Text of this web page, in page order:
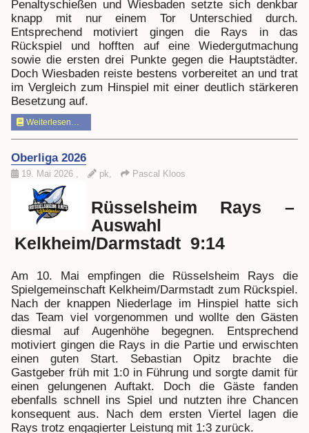
Penaltyschießen und Wiesbaden setzte sich denkbar
knapp mit nur einem Tor Unterschied durch.
Entsprechend motiviert gingen die Rays in das
Rückspiel und hofften auf eine Wiedergutmachung
sowie die ersten drei Punkte gegen die Hauptstädter.
Doch Wiesbaden reiste bestens vorbereitet an und trat
im Vergleich zum Hinspiel mit einer deutlich stärkeren
Besetzung auf.
Weiterlesen…
Oberliga 2026
19. Mai 2026 , pk, Pascal Kloos
Rüsselsheim Rays –
Auswahl
Kelkheim/Darmstadt 9:14
Am 10. Mai empfingen die Rüsselsheim Rays die
Spielgemeinschaft Kelkheim/Darmstadt zum Rückspiel.
Nach der knappen Niederlage im Hinspiel hatte sich
das Team viel vorgenommen und wollte den Gästen
diesmal auf Augenhöhe begegnen. Entsprechend
motiviert gingen die Rays in die Partie und erwischten
einen guten Start. Sebastian Opitz brachte die
Gastgeber früh mit 1:0 in Führung und sorgte damit für
einen gelungenen Auftakt. Doch die Gäste fanden
ebenfalls schnell ins Spiel und nutzten ihre Chancen
konsequent aus. Nach dem ersten Viertel lagen die
Rays trotz engagierter Leistung mit 1:3 zurück.